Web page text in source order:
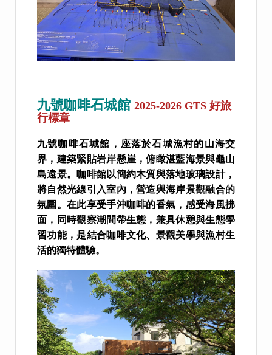
九號咖啡石城館 2025-2026 GTS 好旅
行標章
九號咖啡石城館，座落於石城漁村的山海交
界，建築緊貼岩岸懸崖，俯瞰湛藍海景與龜山
島遠景。咖啡館以簡約木質與落地玻璃設計，
將自然光線引入室內，營造與海岸景觀融合的
氛圍。在此享受手沖咖啡的香氣，感受海風拂
面，同時觀察潮間帶生態，兼具休憩與生態學
習功能，是結合咖啡文化、景觀美學與漁村生
活的獨特體驗。